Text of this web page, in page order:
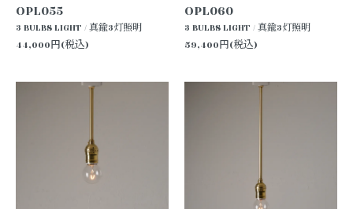
OPL055
3 BULBS LIGHT / 真鍮3灯照明
44,000円(税込)
OPL060
3 BULBS LIGHT / 真鍮3灯照明
59,400円(税込)